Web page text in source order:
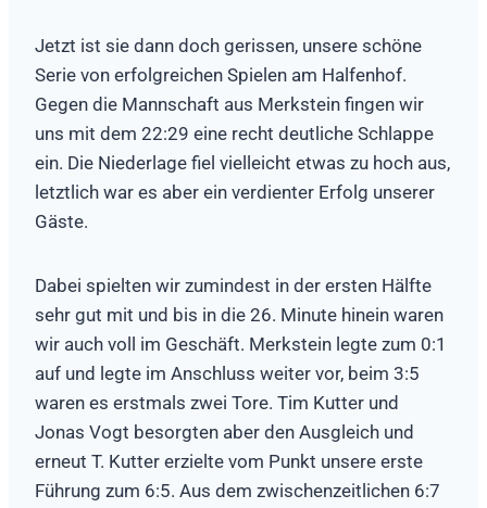
Jetzt ist sie dann doch gerissen, unsere schöne
Serie von erfolgreichen Spielen am Halfenhof.
Gegen die Mannschaft aus Merkstein fingen wir
uns mit dem 22:29 eine recht deutliche Schlappe
ein. Die Niederlage fiel vielleicht etwas zu hoch aus,
letztlich war es aber ein verdienter Erfolg unserer
Gäste.
Dabei spielten wir zumindest in der ersten Hälfte
sehr gut mit und bis in die 26. Minute hinein waren
wir auch voll im Geschäft. Merkstein legte zum 0:1
auf und legte im Anschluss weiter vor, beim 3:5
waren es erstmals zwei Tore. Tim Kutter und
Jonas Vogt besorgten aber den Ausgleich und
erneut T. Kutter erzielte vom Punkt unsere erste
Führung zum 6:5. Aus dem zwischenzeitlichen 6:7